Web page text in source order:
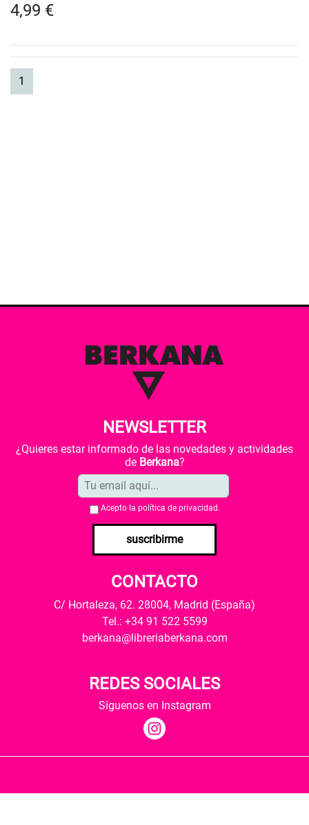
4,99 €
1
NEWSLETTER
¿Quieres estar informado de las novedades y actividades
de Berkana?
Acepto la política de privacidad .
suscribirme
CONTACTO
C/ Hortaleza, 62. 28004, Madrid (España)
Tel.: +34 91 522 5599
berkana@libreriaberkana.com
REDES SOCIALES
Síguenos en Instagram